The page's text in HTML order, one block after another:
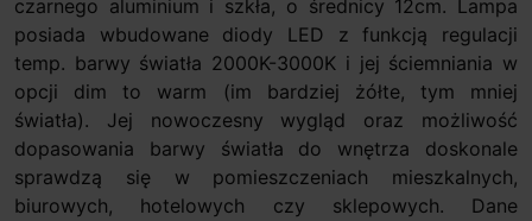
czarnego aluminium i szkła, o średnicy 12cm. Lampa
posiada wbudowane diody LED z funkcją regulacji
temp. barwy światła 2000K-3000K i jej ściemniania w
opcji dim to warm (im bardziej żółte, tym mniej
światła). Jej nowoczesny wygląd oraz możliwość
dopasowania barwy światła do wnętrza doskonale
sprawdzą się w pomieszczeniach mieszkalnych,
biurowych, hotelowych czy sklepowych. Dane